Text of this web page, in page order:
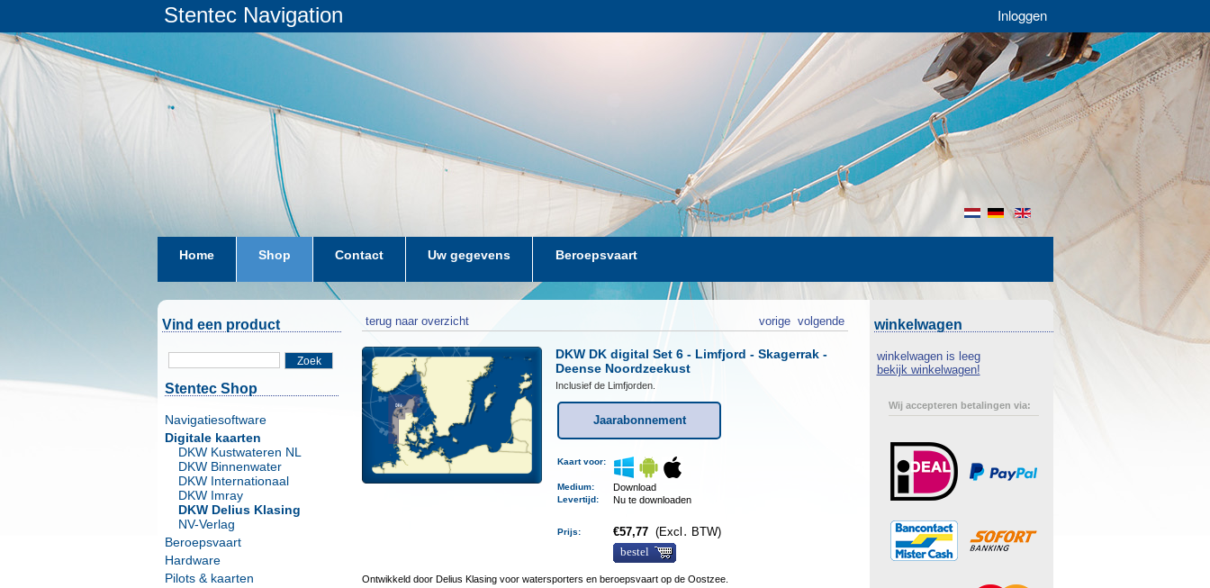
Stentec Navigation Inloggen
en
de
nl
Home Shop Contact Uw gegevens Beroepsvaart
Vind een product
Zoek
Stentec Shop
Navigatiesoftware
Digitale kaarten
DKW Kustwateren NL
DKW Binnenwater
DKW Internationaal
DKW Imray
DKW Delius Klasing
NV-Verlag
Beroepsvaart
Hardware
Pilots & kaarten
terug naar overzicht volgende
vorige
DKW DK digital Set 6 - Limfjord - Skagerrak -
Deense Noordzeekust
Inclusief de Limfjorden.
Jaarabonnement
Kaart voor:
Medium: Download
Levertijd: Nu te downloaden
Prijs: €57,77 (Excl․ BTW)
bestel
Ontwikkeld door Delius Klasing voor watersporters en beroepsvaart op de Oostzee.
winkelwagen
winkelwagen is leeg
bekijk winkelwagen!
Wij accepteren betalingen via: